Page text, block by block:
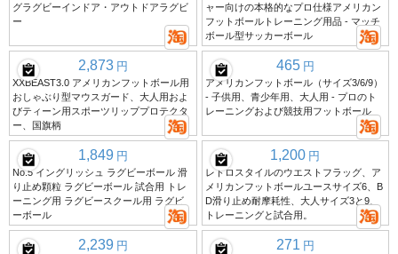
グラグビーインドア・アウトドアラグビ
ー
ャー向けの本格的なプロ仕様アメリカン
フットボールトレーニング用品 - マッチ
ボール型サッカーボール
2,873 円
XXBEAST3.0 アメリカンフットボール用
おしゃぶり型マウスガード、大人用およ
びティーン用スポーツリッププロテクタ
ー、国旗柄
465 円
アメリカンフットボール（サイズ3/6/9）
- 子供用、青少年用、大人用 - プロのト
レーニングおよび競技用フットボール
1,849 円
No.5 イングリッシュ ラグビーボール 滑
り止め顆粒 ラグビーボール 試合用 トレ
ーニング用 ラグビースクール用 ラグビ
ーボール
1,200 円
レトロスタイルのウエストフラッグ、ア
メリカンフットボールユースサイズ6、B
D滑り止め耐摩耗性、大人サイズ3と9、
トレーニングと試合用。
2,239 円 271 円